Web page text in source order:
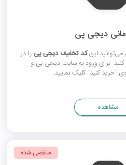
کد تخفیف دیجی پی را در
برای ورود به سایت دیجی پی و
"خرید کنید" کلیک نمایید.
مشاهده
منقضی شده